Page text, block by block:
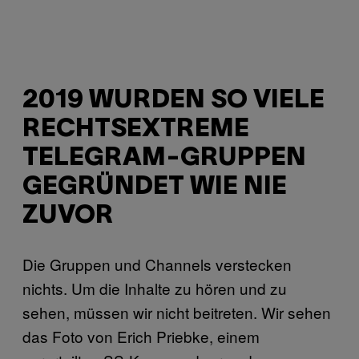
2019 WURDEN SO VIELE
RECHTSEXTREME
TELEGRAM-GRUPPEN
GEGRÜNDET WIE NIE
ZUVOR
Die Gruppen und Channels verstecken
nichts. Um die Inhalte zu hören und zu
sehen, müssen wir nicht beitreten. Wir sehen
das Foto von Erich Priebke, einem